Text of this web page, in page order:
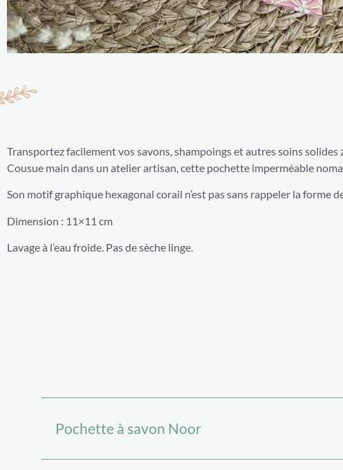
Transportez facilement vos savons, shampoings et autres soins
Cousue main dans un atelier artisan, cette pochette imperméable
Son motif graphique hexagonal corail n’est pas sans rappeler la forme
Dimension : 11×11 cm
Lavage à l’eau froide. Pas de sèche linge.
Pochette à savon Noor